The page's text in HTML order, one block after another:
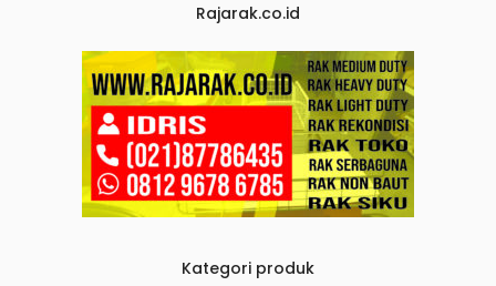
Rajarak.co.id
Kategori produk